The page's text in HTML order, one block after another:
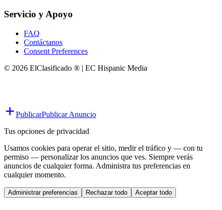
Servicio y Apoyo
FAQ
Contáctanos
Consent Preferences
© 2026 ElClasificado ® | EC Hispanic Media
PublicarPublicar Anuncio
Tus opciones de privacidad
Usamos cookies para operar el sitio, medir el tráfico y — con tu
permiso — personalizar los anuncios que ves. Siempre verás
anuncios de cualquier forma. Administra tus preferencias en
cualquier momento.
Administrar preferencias Rechazar todo Aceptar todo